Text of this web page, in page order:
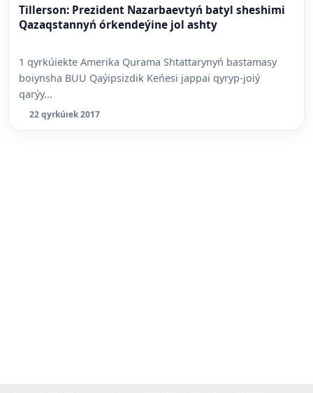
Tillerson: Prezident Nazarbaevtyń batyl sheshimi
Qazaqstannyń órkendeýine jol ashty
1 qyrkúiekte Amerika Qurama Shtattarynyń bastamasy
boiynsha BUU Qaýipsizdik Keńesi jappai qyryp-joiý
qarýy...
22 qyrkúıek 2017